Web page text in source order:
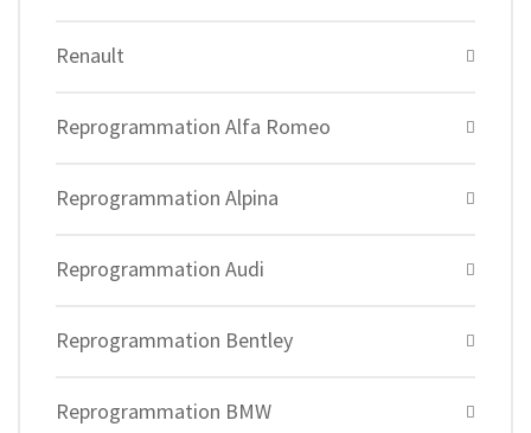
Renault
Reprogrammation Alfa Romeo
Reprogrammation Alpina
Reprogrammation Audi
Reprogrammation Bentley
Reprogrammation BMW